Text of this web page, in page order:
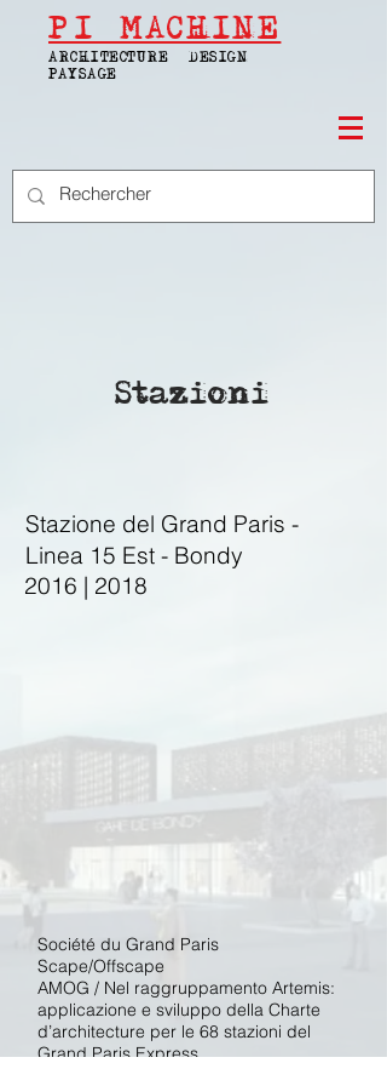
PIMACHINE
ARCHITECTURE | DESIGN |
PAYSAGE
Stazioni
Stazione del Grand Paris -
Linea 15 Est - Bondy
2016 | 2018
Société du Grand Paris
​Scape/Offscape
AMOG / Nel raggruppamento Artemis:
applicazione e sviluppo della Charte
d’architecture per le 68 stazioni del
Grand Paris Express